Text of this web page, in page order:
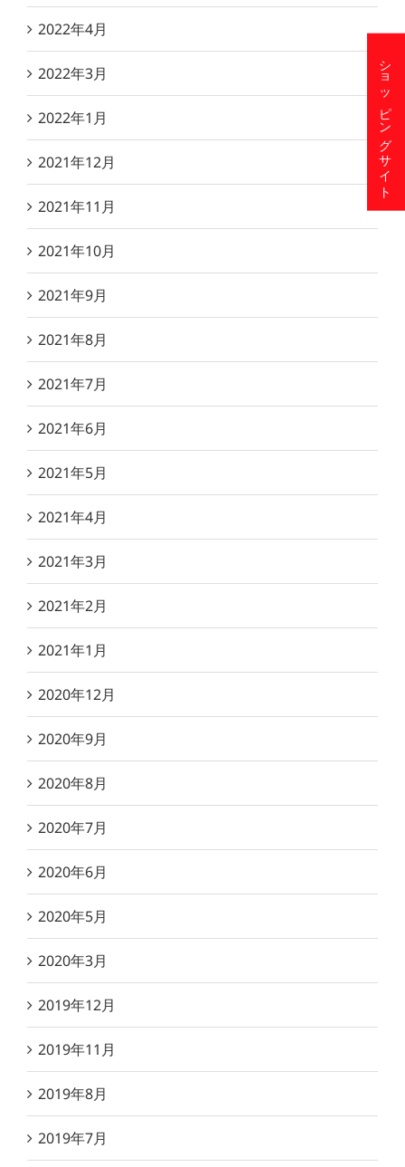
2022年4月
2022年3月
2022年1月
2021年12月
2021年11月
2021年10月
2021年9月
2021年8月
2021年7月
2021年6月
2021年5月
2021年4月
2021年3月
2021年2月
2021年1月
2020年12月
2020年9月
2020年8月
2020年7月
2020年6月
2020年5月
2020年3月
2019年12月
2019年11月
2019年8月
2019年7月
ショッピングサイト